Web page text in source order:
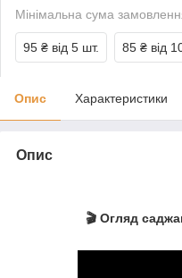
Мінімальна сума
95 ₴ від 5 шт. 85 ₴ від
Опис Характеристики
Опис
🎬 Огляд